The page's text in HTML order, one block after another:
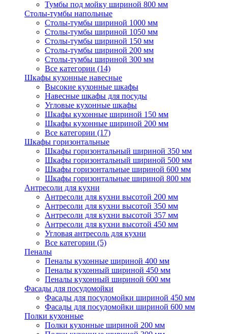
Тумбы под мойку шириной 800 мм
Столы-тумбы напольные
Столы-тумбы шириной 1000 мм
Столы-тумбы шириной 1050 мм
Столы-тумбы шириной 150 мм
Столы-тумбы шириной 200 мм
Столы-тумбы шириной 300 мм
Все категории (14)
Шкафы кухонные навесные
Высокие кухонные шкафы
Навесные шкафы для посуды
Угловые кухонные шкафы
Шкафы кухонные шириной 150 мм
Шкафы кухонные шириной 200 мм
Все категории (17)
Шкафы горизонтальные
Шкафы горизонтальный шириной 350 мм
Шкафы горизонтальный шириной 500 мм
Шкафы горизонтальные шириной 600 мм
Шкафы горизонтальные шириной 800 мм
Антресоли для кухни
Антресоли для кухни высотой 200 мм
Антресоли для кухни высотой 350 мм
Антресоли для кухни высотой 357 мм
Антресоли для кухни высотой 450 мм
Угловая антресоль для кухни
Все категории (5)
Пеналы
Пеналы кухонные шириной 400 мм
Пеналы кухонный шириной 450 мм
Пеналы кухонный шириной 600 мм
Фасады для посудомойки
Фасады для посудомойки шириной 450 мм
Фасады для посудомойки шириной 600 мм
Полки кухонные
Полки кухонные шириной 200 мм